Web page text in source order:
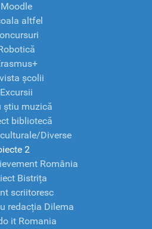
Moodle
altfel
școlii
Excursii
știu muzică
bibliotecă
Diverse
2
România
Bistrița
scriitoresc
redacția Dilema
it Romania